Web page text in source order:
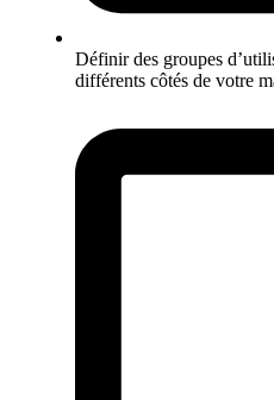
Définir des groupes
différents côtés de votre